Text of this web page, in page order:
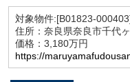
対象物件:[B01823-
住所：奈良県奈良市千代
価格：3,180万円
https://